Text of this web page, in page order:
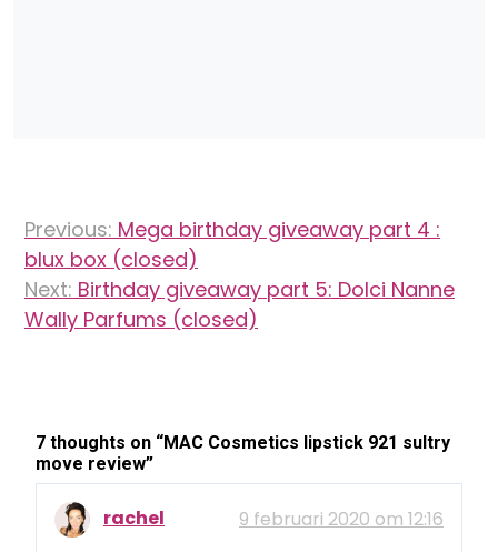
navigatie
Previous: Mega birthday giveaway part 4 :
blux box (closed)
Next: Birthday giveaway part 5: Dolci Nanne
Wally Parfums (closed)
7 thoughts on “MAC Cosmetics lipstick 921 sultry
move review”
rachel
9 februari 2020 om 12:16